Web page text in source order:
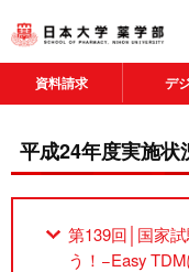
資料請求 デ
平成24年度実施状
第139回│国家
う！−Easy